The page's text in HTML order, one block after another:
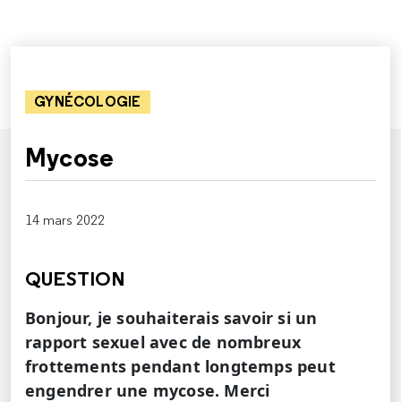
GYNÉCOLOGIE
Mycose
14 mars 2022
QUESTION
Bonjour, je souhaiterais savoir si un
rapport sexuel avec de nombreux
frottements pendant longtemps peut
engendrer une mycose. Merci